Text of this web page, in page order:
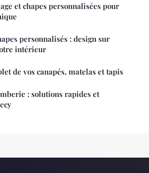
et chapes personnalisées pour
personnalisés : design sur
intérieur
de vos canapés, matelas et tapis
: solutions rapides et